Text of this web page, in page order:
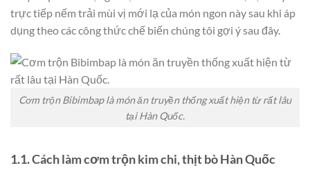
trực tiếp nếm trải mùi vị mới lạ của món ngon này sau khi áp
dụng theo các công thức chế biến chúng tôi gợi ý sau đây.
Cơm trộn Bibimbap là món ăn truyền thống xuất hiện từ rất lâu
tại Hàn Quốc.
1.1. Cách làm cơm trộn kim chi, thịt bò Hàn Quốc